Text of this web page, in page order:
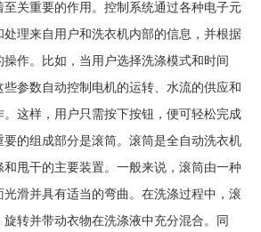
关重要的作用。控制系统通过各种电子元
理来自用户和洗衣机内部的信息，并根据
作。比如，当用户选择洗涤模式和时间
参数自动控制电机的运转、水流的供应和
这样，用户只需按下按钮，便可轻松完成
的组成部分是滚筒。滚筒是全自动洗衣机
甩干的主要装置。一般来说，滚筒由一种
光滑并具有适当的弯曲。在洗涤过程中，滚
转并带动衣物在洗涤液中充分混合。同